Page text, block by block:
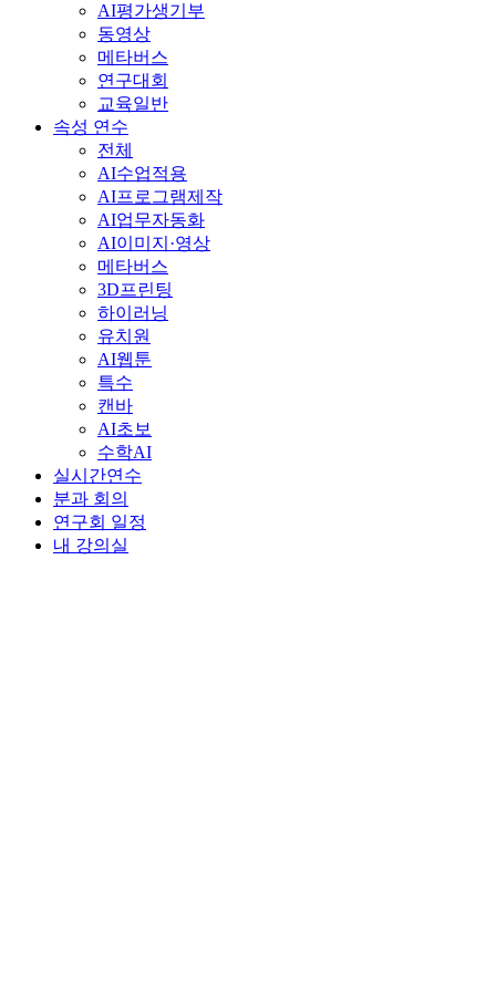
AI평가생기부
동영상
메타버스
연구대회
교육일반
속성 연수
전체
AI수업적용
AI프로그램제작
AI업무자동화
AI이미지·영상
메타버스
3D프린팅
하이러닝
유치원
AI웹툰
특수
캔바
AI초보
수학AI
실시간연수
분과 회의
연구회 일정
내 강의실